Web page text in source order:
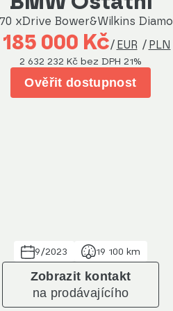
xDrive Bower&Wilkins Diamo
000 Kč/ EUR / PLN
2 632 232 Kč bez DPH 21%
Ověřit dostupnost
9/2023 19 100 km
Zobrazit kontakt
na prodávajícího